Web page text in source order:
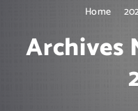
Home
Archives